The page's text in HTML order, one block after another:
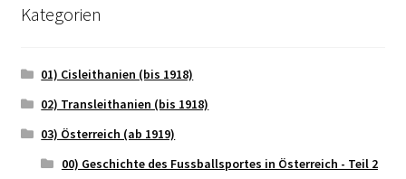
Kategorien
01) Cisleithanien (bis 1918)
02) Transleithanien (bis 1918)
03) Österreich (ab 1919)
00) Geschichte des Fussballsportes in Österreich - Teil 2